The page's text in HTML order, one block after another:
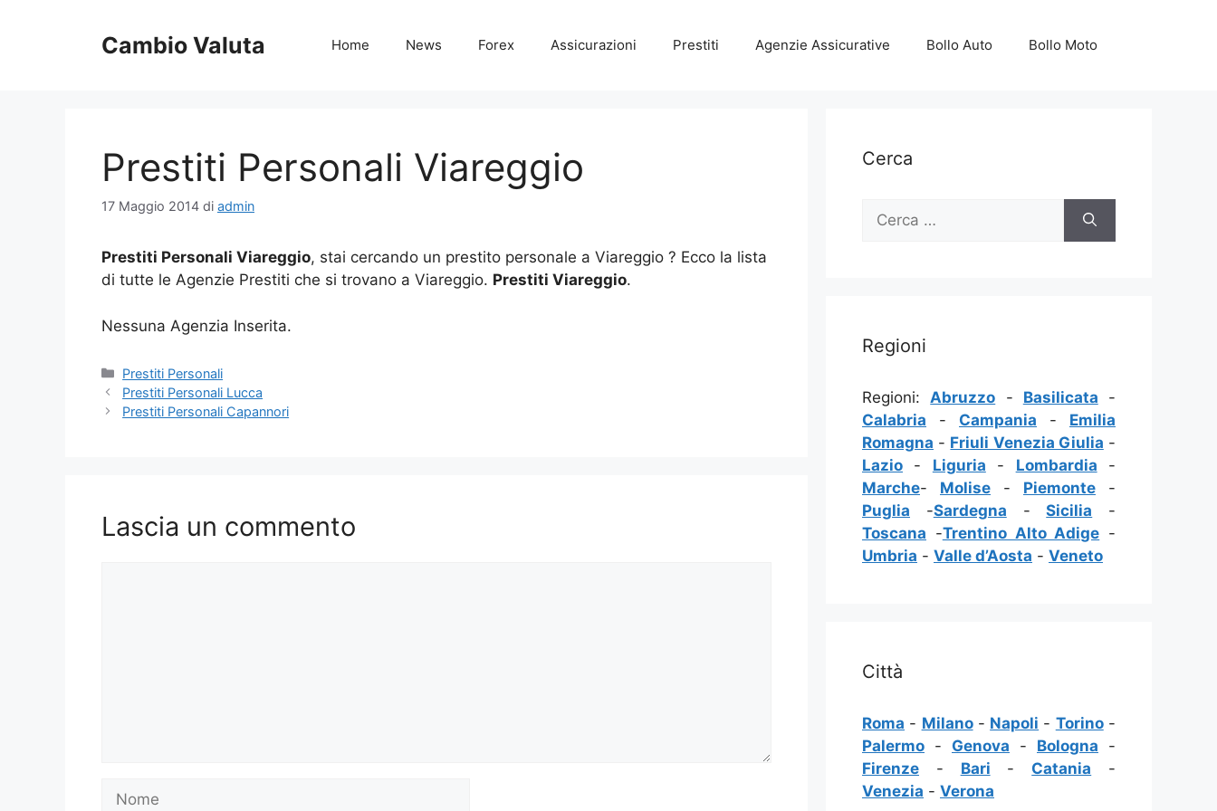
Cambio Valuta Home News Forex Assicurazioni Prestiti Agenzie Assicurative Bollo Auto Bollo Moto
Prestiti Personali Viareggio
17 Maggio 2014 di admin
Prestiti Personali Viareggio, stai cercando un prestito personale a Viareggio ? Ecco la lista
di tutte le Agenzie Prestiti che si trovano a Viareggio. Prestiti Viareggio.
Nessuna Agenzia Inserita.
Categorie
Prestiti Personali
Prestiti Personali Lucca
Prestiti Personali Capannori
Lascia un commento
Cerca
Ricerca
Regioni
Regioni:Abruzzo - Basilicata -
Calabria - Campania - Emilia
Romagna - Friuli Venezia Giulia -
Lazio - Liguria - Lombardia -
Marche- Molise - Piemonte -
Puglia -Sardegna -Sicilia -
Toscana -Trentino Alto Adige -
Umbria - Valle d’Aosta - Veneto
Città
Roma - Milano- Napoli - Torino-
Palermo - Genova - Bologna -
Firenze - Bari - Catania -
Venezia - Verona